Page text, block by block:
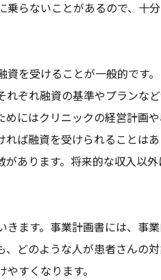
乗らないことがあるので、十
資を受けることが一般的です
れぞれ融資の基準やプランな
めにはクリニックの経営計画
れば融資を受けられることは
があります。将来的な収入以
きます。事業計画書には、事
、どのような人が患者さんの
すくなります。